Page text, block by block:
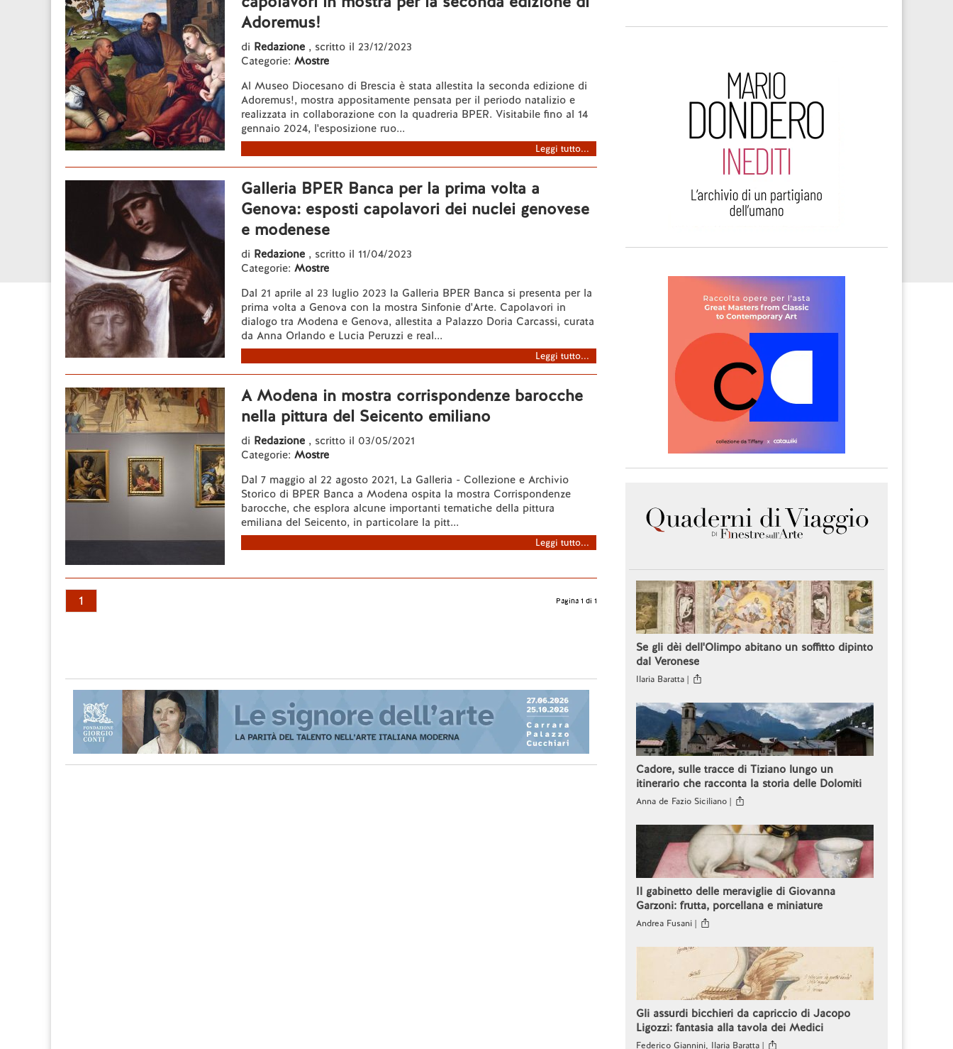
Adoremus!
di Redazione , scritto il 23/12/2023
Categorie: Mostre
Al Museo Diocesano di Brescia è stata allestita la seconda edizione di
Adoremus!, mostra appositamente pensata per il periodo natalizio e
realizzata in collaborazione con la quadreria BPER. Visitabile fino al 14
gennaio 2024, l'esposizione ruo...
Leggi tutto...
Galleria BPER Banca per la prima volta a
Genova: esposti capolavori dei nuclei genovese
e modenese
di Redazione , scritto il 11/04/2023
Categorie: Mostre
Dal 21 aprile al 23 luglio 2023 la Galleria BPER Banca si presenta per la
prima volta a Genova con la mostra Sinfonie d'Arte. Capolavori in
dialogo tra Modena e Genova, allestita a Palazzo Doria Carcassi, curata
da Anna Orlando e Lucia Peruzzi e real...
Leggi tutto...
A Modena in mostra corrispondenze barocche
nella pittura del Seicento emiliano
di Redazione , scritto il 03/05/2021
Categorie: Mostre
Dal 7 maggio al 22 agosto 2021, La Galleria - Collezione e Archivio
Storico di BPER Banca a Modena ospita la mostra Corrispondenze
barocche, che esplora alcune importanti tematiche della pittura
emiliana del Seicento, in particolare la pitt...
Leggi tutto...
1 Pagina 1 di 1
Se gli dèi dell'Olimpo abitano un soffitto dipinto
dal Veronese
Ilaria Baratta |
Cadore, sulle tracce di Tiziano lungo un
itinerario che racconta la storia delle Dolomiti
Anna de Fazio Siciliano |
Il gabinetto delle meraviglie di Giovanna
Garzoni: frutta, porcellana e miniature
Andrea Fusani |
Gli assurdi bicchieri da capriccio di Jacopo
Ligozzi: fantasia alla tavola dei Medici
Federico Giannini, Ilaria Baratta |